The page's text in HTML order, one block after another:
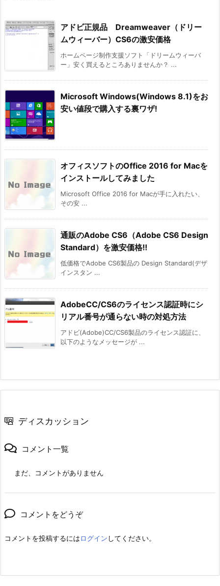
アドビ正規品 Dreamweaver（ドリー
ムウィーバー）CS6の激安価格
ホームページ制作支援ソフト「ドリームウィーバ
ー」安く買えるところありませんか？ ...
Microsoft Windows(Windows 8.1)をお
安い値段で購入する裏ワザ!
オフィスソフトのOffice 2016 for Macを
インストールしてみました
Microsoft Office 2016 for Macが手に入れたい、
その安 ...
通販のAdobe CS6（Adobe CS6 Design
Standard）を激安価格!!
低価格でAdobe CS6製品の Design Standard(デザ
インスタン ...
AdobeCC/CS6のライセンス認証時にシ
リアル番号が通らない時の対処方法
アドビ(Adobe)CC/CS6製品のライセンス認証に、
以下のようなメッセージが ...
ディスカッション
コメント一覧
まだ、コメントがありません
コメントをどうぞ
コメントを投稿するにはログイン してください。